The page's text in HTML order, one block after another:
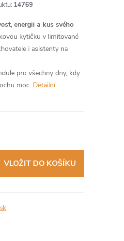
14769
energii a kus svého
kytičku v limitované
i asistenty na
pro všechny dny, kdy
moc. Detailní
VLOŽIT DO KOŠÍKU